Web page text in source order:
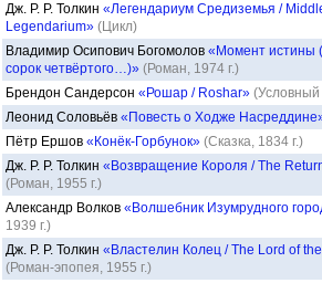
Дж. Р. Р. Толкин «Легендариум Средиземья /
Legendarium» (Цикл)
Владимир Осипович Богомолов «Момент истины
сорок четвёртого…)» (Роман, 1974 г.)
Брендон Сандерсон «Рошар / Roshar» (Условный
Леонид Соловьёв «Повесть о Ходже
Пётр Ершов «Конёк-Горбунок» (Сказка, 1834 г.)
Дж. Р. Р. Толкин «Возвращение Короля / The
(Роман, 1955 г.)
Александр Волков «Волшебник Изумрудного
1939 г.)
Дж. Р. Р. Толкин «Властелин Колец / The Lord of
(Роман-эпопея, 1955 г.)